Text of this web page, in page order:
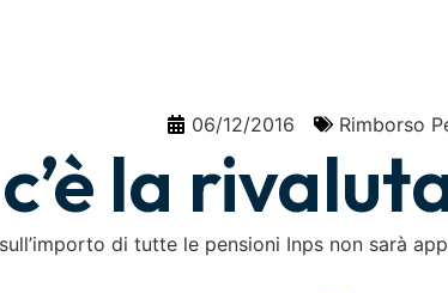
06/12/2016 Rimborso
la
di tutte le pensioni Inps non sarà